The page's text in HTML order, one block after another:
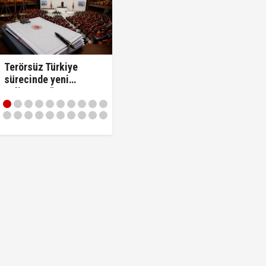
Terörsüz Türkiye
sürecinde yeni
gelişme... "Çerçeve
Yasa Teklifi"
komisyonda kabul